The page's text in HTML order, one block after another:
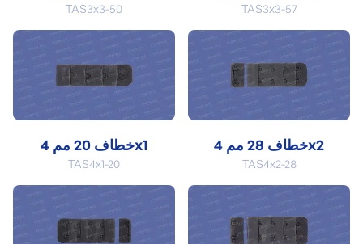
TAS3x3-50 TAS3x3-57
خطاف 20 مم 4x1
TAS4x1-20
خطاف 28 مم 4x2
TAS4x2-28